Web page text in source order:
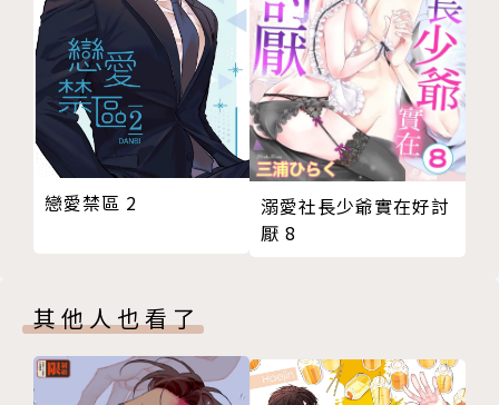
最新作品《３次元男子戀愛攻略》以時下最流行的「手
遊」元素為主題，於《夢夢》漫畫電子期刊一推出就造
成轟動勇奪連載排行第一！目前正熱鬧連載中★
▶已出版作品：《轉角撞到愛》全１冊、《戀愛教戰手
冊》全５冊、《３次元男子戀愛攻略》第１～６集。
▶「灰野都」FB粉絲專頁：https://www.facebook.
2011年與漫畫家灰野都協力在《夢夢》月刊上連載企
劃單元〈３選１小劇場「轉角撞到愛」〉，獲得極高的
戀愛禁區 2
溺愛社長少爺實在好討
厭 8
其他人也看了